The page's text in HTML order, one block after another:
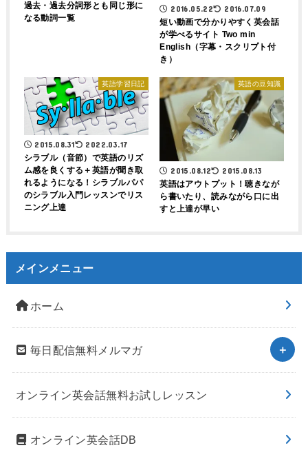
過去・過去分詞形とも同じ形に
なる動詞一覧
2016.05.22 2016.07.09
短い動画で分かりやすく英会話
が学べるサイト Two min
English（字幕・スクリプト付
き）
英語学習日記
2015.08.31 2022.03.17
シラブル（音節）で英語のリズ
ム感を良くする＋英語が聞き取
れるようになる！シラブルパパ
のシラブル入門レッスンでリス
ニング上達
英語の豆知識
2015.08.12 2015.08.13
英語はアウトプット！聴きなが
ら書いたり、読みながら口に出
すと上達が早い
メインメニュー
ホーム
毎日配信無料メルマガ
オンライン英会話無料お試しレッスン
オンライン英会話DB